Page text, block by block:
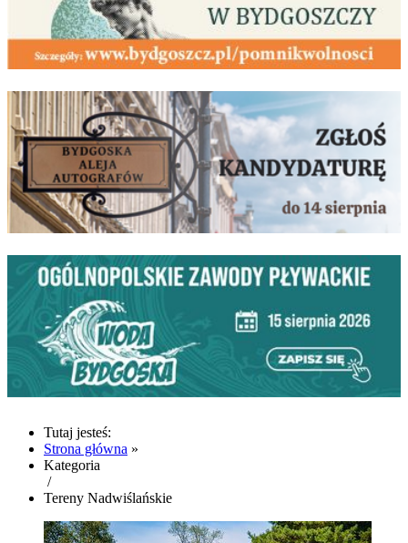
Tutaj jesteś:
Strona główna »
Kategoria
/
Tereny Nadwiślańskie